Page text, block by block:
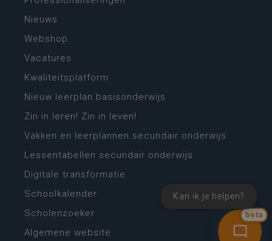
bèta
Kan ik je helpen?
Nieuws
Webshop
Vacatures
Kwaliteitsplatform
Nieuw leerplan basisonderwijs
Zin in leren! Zin in leven!
Vakken en leerplannen secundair onderwijs
Lessentabellen secundair onderwijs
Digitale transformatie
Schoolkalender
Scholenzoeker
Algemene website